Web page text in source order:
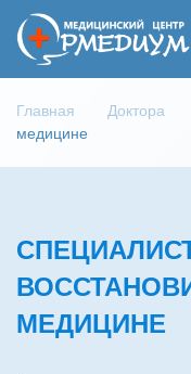
Главная Доктора
медицине
МЕДИЦИНЕ